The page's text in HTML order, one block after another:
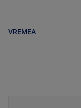
VREMEA